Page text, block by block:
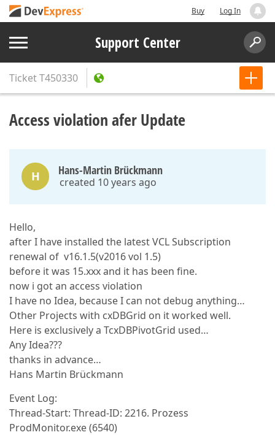
Buy Log In
Support Center
TicketT450330
Access violation afer Update
H Hans-Martin Brückmann
created 10 years ago
Hello,
after I have installed the latest VCL Subscription
renewal of v16.1.5(v2016 vol 1.5)
before it was 15.xxx and it has been fine.
now i got an access violation
I have no Idea, because I can not debug anything…
Other Projects with cxDBGrid on it worked well.
Here is exclusively a TcxDBPivotGrid used…
Any Idea???
thanks in advance…
Hans Martin Brückmann
Event Log:
Thread-Start: Thread-ID: 2216. Prozess
ProdMonitor.exe (6540)